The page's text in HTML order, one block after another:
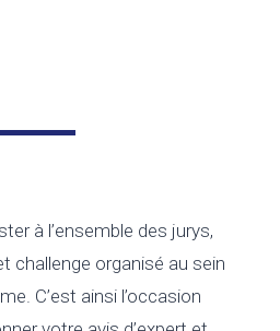
à l’ensemble des jurys,
challenge organisé au sein
C’est ainsi l’occasion